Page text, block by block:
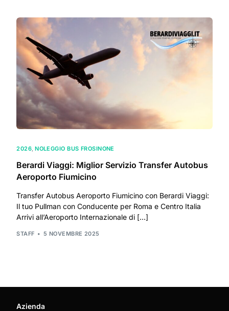
2026,NOLEGGIO BUS FROSINONE
Berardi Viaggi: Miglior Servizio Transfer Autobus
Aeroporto Fiumicino
Transfer Autobus Aeroporto Fiumicino con Berardi Viaggi:
Il tuo Pullman con Conducente per Roma e Centro Italia
Arrivi all’Aeroporto Internazionale di […]
STAFF 5 NOVEMBRE 2025
Azienda